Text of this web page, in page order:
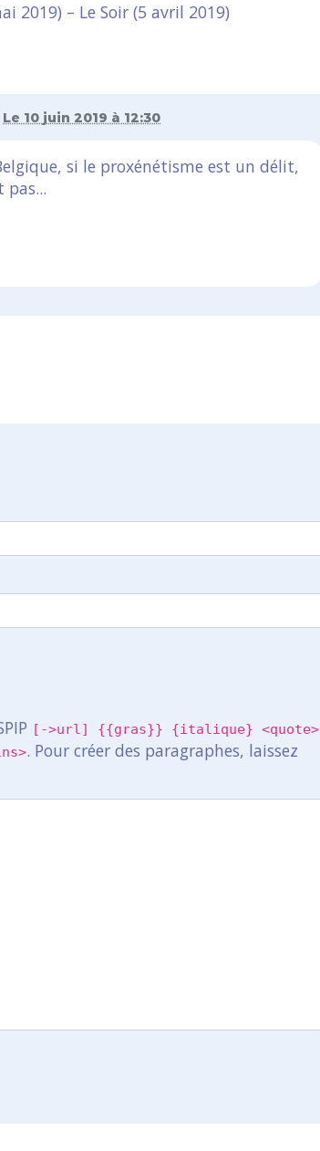
2019) – Le Soir (5 avril 2019)
Le 10 juin 2019 à 12:30
si le proxénétisme est un délit,
pas...
[->url] {{gras}} {italique} <quote>
. Pour créer des paragraphes, laissez